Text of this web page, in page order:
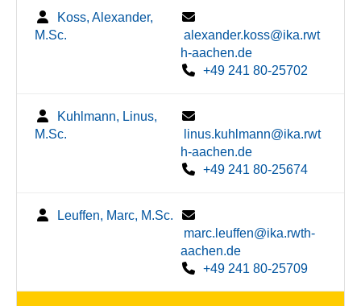
Koss, Alexander,
M.Sc.
alexander.koss@ika.rwt
h-aachen.de
+49 241 80-25702
Kuhlmann, Linus,
M.Sc.
linus.kuhlmann@ika.rwt
h-aachen.de
+49 241 80-25674
Leuffen, Marc, M.Sc.
marc.leuffen@ika.rwth-
aachen.de
+49 241 80-25709